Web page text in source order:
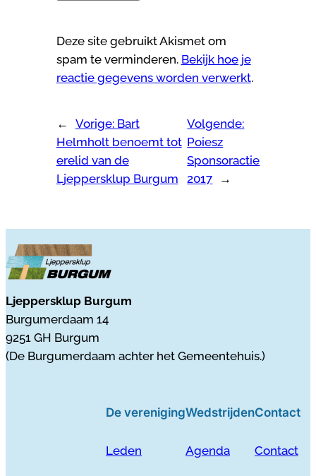
Deze site gebruikt Akismet om
spam te verminderen. Bekijk hoe je
reactie gegevens worden verwerkt.
← Vorige: Bart
Helmholt benoemt tot
erelid van de
Ljeppersklup Burgum
Volgende:
Poiesz
Sponsoractie
2017
→
Ljeppersklup Burgum
Burgumerdaam 14
9251 GH Burgum
(De Burgumerdaam achter het Gemeentehuis.)
De vereniging
Leden
Wedstrijden
Agenda
Contact
Contact